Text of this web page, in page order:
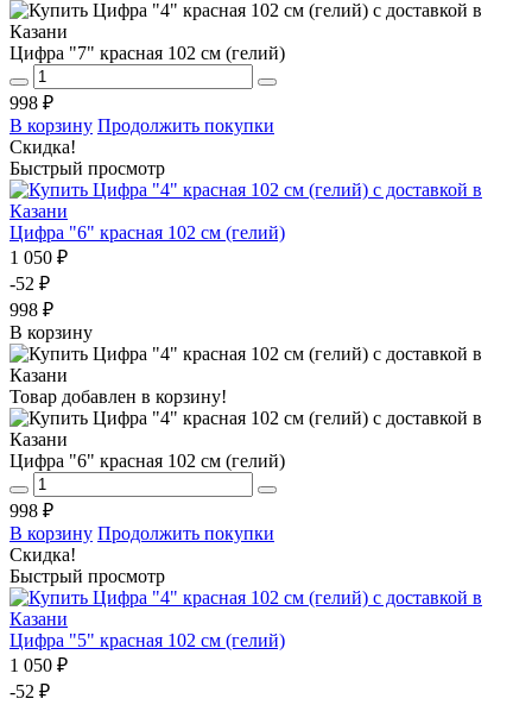
Цифра "7" красная 102 см (гелий)
998 ₽
В корзину Продолжить покупки
Скидка!
Быстрый просмотр
Цифра "6" красная 102 см (гелий)
1 050 ₽
-52 ₽
998 ₽
В корзину
Товар добавлен в корзину!
Цифра "6" красная 102 см (гелий)
998 ₽
В корзину Продолжить покупки
Скидка!
Быстрый просмотр
Цифра "5" красная 102 см (гелий)
1 050 ₽
-52 ₽